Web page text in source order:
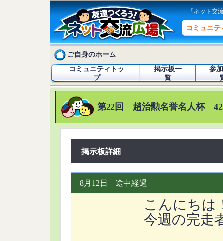
「ネット交
コミュニテ
ご自身のホーム
コミュニティトッ
プ
掲示板一
覧
参
第22回 趙治勲名誉名人杯
掲示板詳細
8月12日 途中経過
こんにちは
今週の完走